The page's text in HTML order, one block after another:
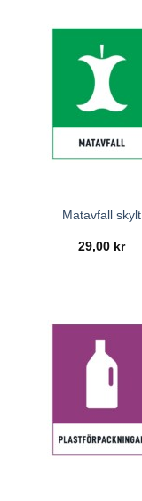
Matavfall skylt
29,00 kr